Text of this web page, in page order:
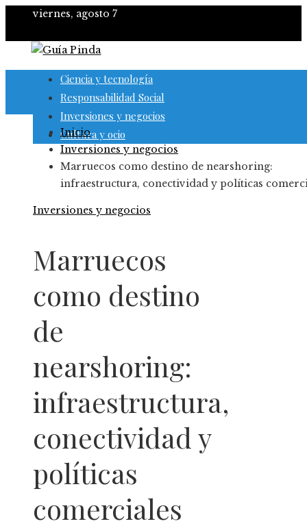
viernes, agosto 7
Ciencia y tecnología
Responsabilidad Social
Inversiones y negocios
Cultura y ocio
Inicio
Inversiones y negocios
Marruecos como destino de nearshoring:
infraestructura, conectividad y políticas
Inversiones y negocios
Marruecos
como destino
de
nearshoring:
infraestructura,
conectividad y
políticas
comerciales